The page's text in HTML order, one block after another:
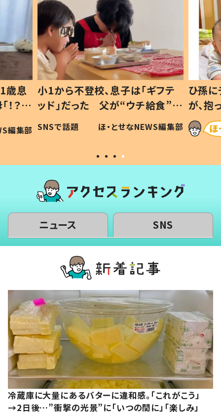
歳息
？」
編集部
小1から不登校、息子は「ギフテ
ッド」だった 父が“ウチ給食”を
作り続ける理由とは #令和の親
#令和の子
SNSで話題 ほ・とせなNEWS編集部
ひ孫
が、
「涙が
い」
ニュース SNS
冷蔵庫に大量にあるバターに違和感。「これがこう」
→2日後…”衝撃の光景”に「いつの間に」「楽しみ」